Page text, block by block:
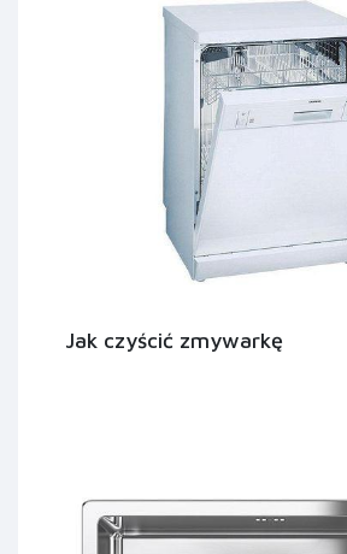
Jak czyścić zmywarkę